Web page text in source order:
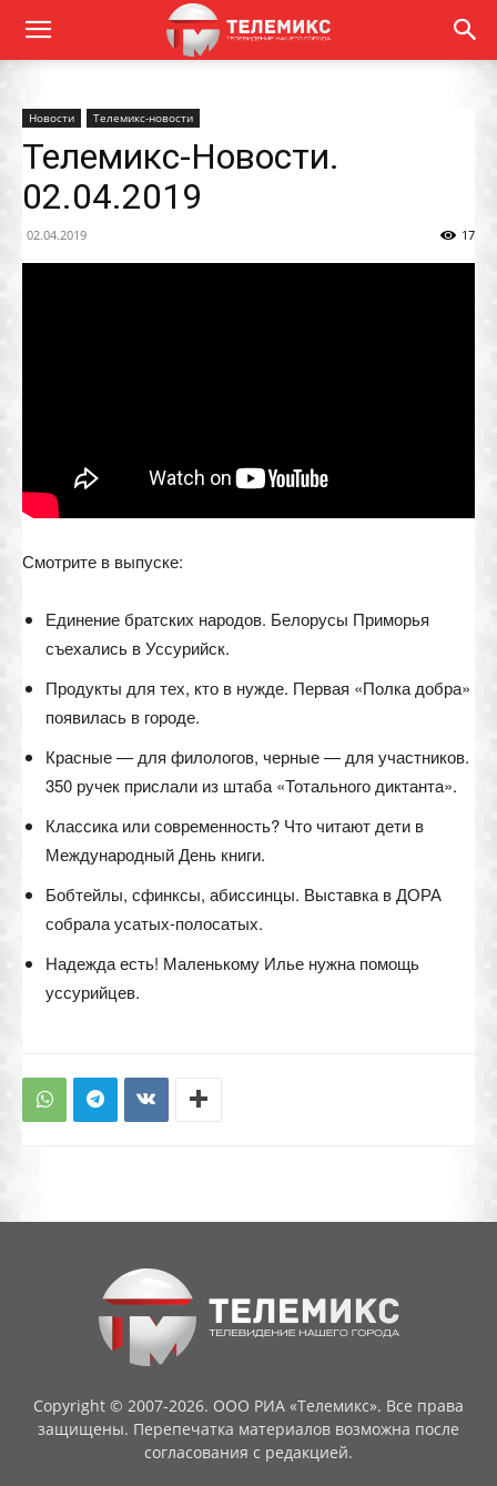
Новости Телемикс-новости
Телемикс-Новости.
02.04.2019
02.04.2019 17
Смотрите в выпуске:
Единение братских народов. Белорусы Приморья
съехались в Уссурийск.
Продукты для тех, кто в нужде. Первая «Полка добра»
появилась в городе.
Красные — для филологов, черные — для участников.
350 ручек прислали из штаба «Тотального диктанта».
Классика или современность? Что читают дети в
Международный День книги.
Бобтейлы, сфинксы, абиссинцы. Выставка в ДОРА
собрала усатых-полосатых.
Надежда есть! Маленькому Илье нужна помощь
уссурийцев.
Copyright © 2007-2026. ООО РИА «Телемикс». Все права
защищены. Перепечатка материалов возможна после
согласования с редакцией.